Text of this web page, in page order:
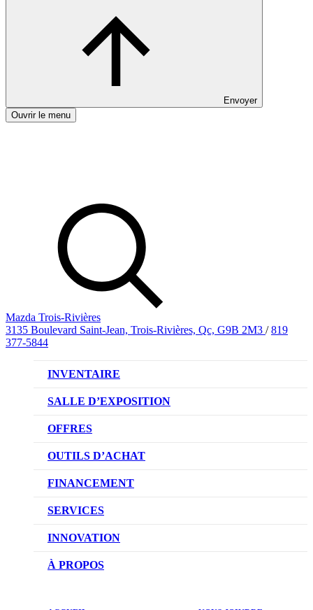
Envoyer
Ouvrir le menu
Mazda Trois-Rivières
3135 Boulevard Saint-Jean, Trois-Rivières, Qc, G9B 2M3 / 819
377-5844
INVENTAIRE
VÉHICULES NEUFS
VÉHICULES D’OCCASION
SALLE D’EXPOSITION
OFFRES
OFFRES DU CONCESSIONNAIRE
OUTILS D’ACHAT
CONFIGUREZ VOTRE VÉHICULE
RÉSERVEZ UN ESSAI ROUTIER
DEMANDEZ UN PRIX
FINANCEMENT
NOTRE DIFFÉRENCE
DEMANDE DE CRÉDIT AUTO
SERVICES
NOTRE PROMESSE
PRENDRE UN RENDEZ-VOUS
INNOVATION
TECHNOLOGIE SKYACTIV
À PROPOS